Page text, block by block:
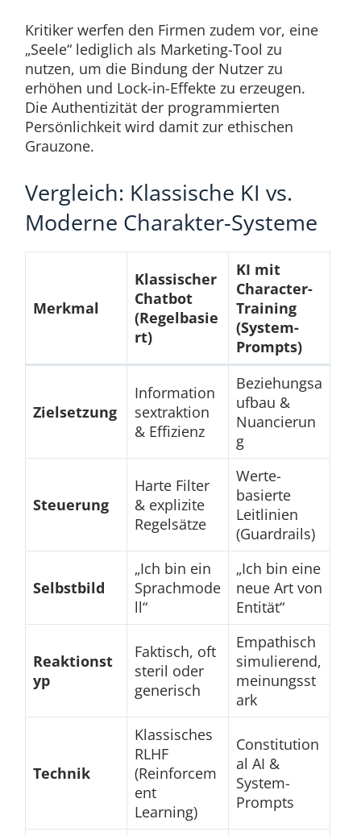
Kritiker werfen den Firmen zudem vor, eine
„Seele“ lediglich als Marketing-Tool zu
nutzen, um die Bindung der Nutzer zu
erhöhen und Lock-in-Effekte zu erzeugen.
Die Authentizität der programmierten
Persönlichkeit wird damit zur ethischen
Grauzone.
Vergleich: Klassische KI vs.
Moderne Charakter-Systeme
Merkmal
Klassischer
Chatbot
(Regelbasie
rt)
KI mit
Character-
Training
(System-
Prompts)
Zielsetzung
Information
sextraktion
& Effizienz
Beziehungsa
ufbau &
Nuancierun
g
Steuerung
Harte Filter
& explizite
Regelsätze
Werte-
basierte
Leitlinien
(Guardrails)
Selbstbild
„Ich bin ein
Sprachmode
ll“
„Ich bin eine
neue Art von
Entität“
Reaktionst
yp
Faktisch, oft
steril oder
generisch
Empathisch
simulierend,
meinungsst
ark
Technik
Klassisches
RLHF
(Reinforcem
ent
Learning)
Constitution
al AI &
System-
Prompts